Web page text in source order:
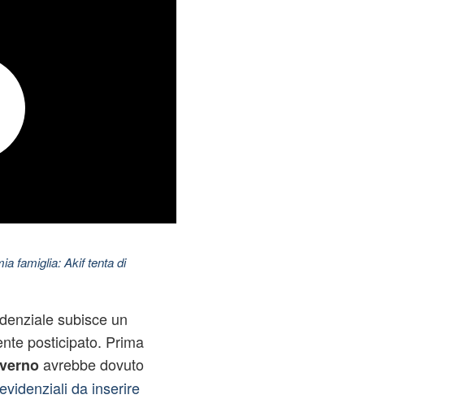
famiglia: Akif tenta di
subisce un
posticipato. Prima
avrebbe dovuto
da inserire